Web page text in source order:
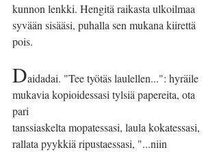
kunnon lenkki. Hengitä raikasta ulkoilmaa
syvään sisääsi, puhalla sen mukana kiirettä
pois.
Daidadai. "Tee työtäs laulellen...": hyräile
mukavia kopioidessasi tylsiä papereita, ota
pari
tanssiaskelta mopatessasi, laula kokatessasi,
rallata pyykkiä ripustaessasi, "...niin